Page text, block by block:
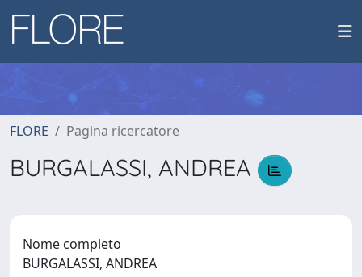
FLORE Pagina ricercatore
BURGALASSI, ANDREA
Nome completo
BURGALASSI, ANDREA